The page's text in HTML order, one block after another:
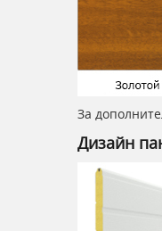
За
Дизайн